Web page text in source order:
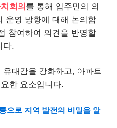
회의 를 통해 입주민의 의
운영 방향에 대해 논의합
참여하여 의견을 반영할
다.
대감을 강화하고, 아파트
한 요소입니다.
으로 지역 발전의 비밀을 알